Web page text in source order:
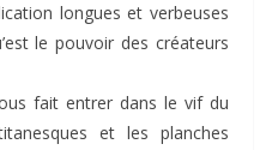
longues et verbeuses
le pouvoir des créateurs
fait entrer dans le vif du
et les planches